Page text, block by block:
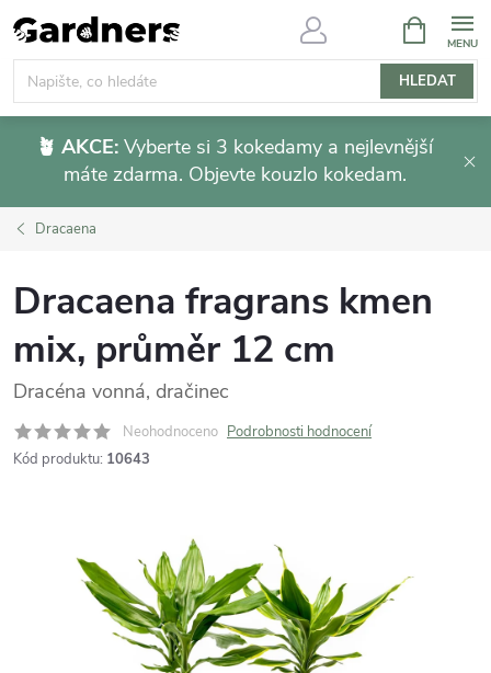
Přejít
na
obsah
HLEDAT
NÁKUPNÍ
KOŠÍK
🪴 AKCE: Vyberte si 3 kokedamy a nejlevnější
máte zdarma. Objevte kouzlo kokedam.
Dracaena
Dracaena fragrans kmen
mix, průměr 12 cm
Dracéna vonná, dračinec
Neohodnoceno Podrobnosti hodnocení
Kód produktu: 10643